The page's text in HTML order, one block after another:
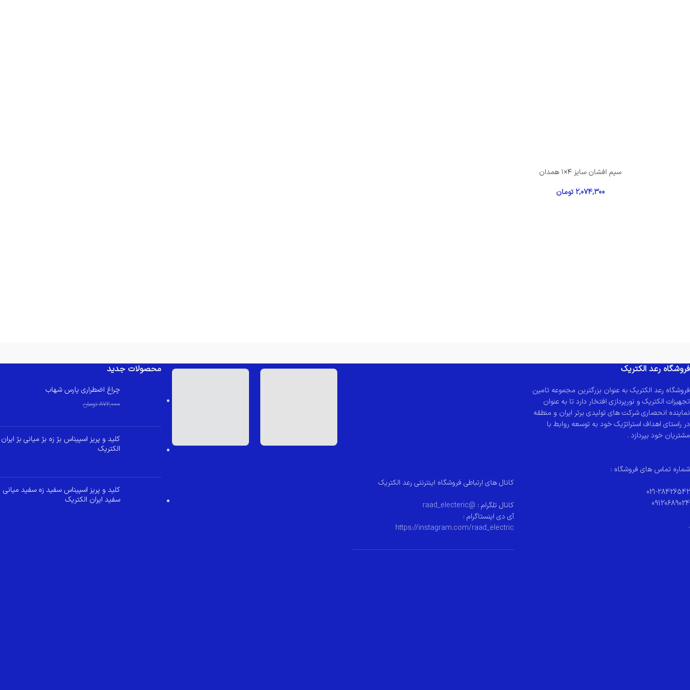
سیم افشان سایز ۴×۱ همدان
2,074,300 تومان
فروشگاه رعد الکتریک
فروشگاه رعد الکتریک به عنوان بزرگترین مجموعه تامین
تجهیزات الکتریک و نورپردازی افتخار دارد تا به عنوان
نماینده انحصاری شرکت های تولیدی برتر ایران و منطقه
در راستای اهداف استراتژیک خود به توسعه روابط با
مشتریان خود بپردازد .
شماره تماس های فروشگاه :
021-28426542
09120689024
.
کانال های ارتباطی فروشگاه اینترنتی رعد الکتریک
کانال تلگرام : @raad_electeric
آی دی اینستاگرام :
https://instagram.com/raad_electric
محصولات جدید
چراغ اضطراری پارس شهاب
872,000 تومان
کلید و پریز اسپیناس بژ زه بژ میانی بژ ایران
الکتریک
کلید و پریز اسپیناس سفید زه سفید میانی
سفید ایران الکتریک